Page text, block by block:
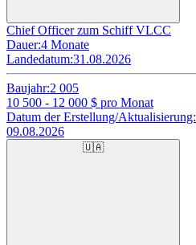
Chief Officer zum Schiff VLCC
Dauer:4 Monate
Landedatum:31.08.2026
Baujahr:2 005
10 500 - 12 000 $ pro Monat
Datum der Erstellung/Aktualisierung:
09.08.2026
🇺🇦